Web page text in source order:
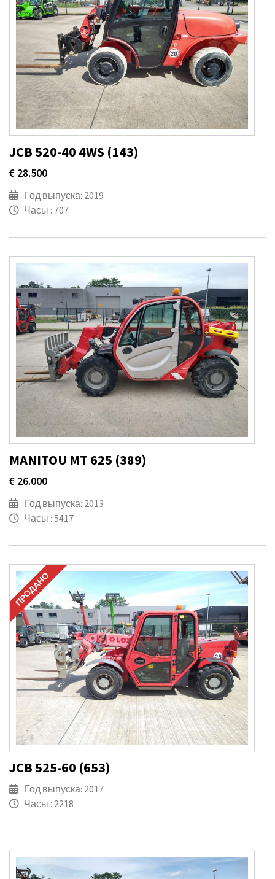
JCB 520-40 4WS (143)
€ 28.500
Год выпуска: 2019
Часы : 707
MANITOU MT 625 (389)
€ 26.000
Год выпуска: 2013
Часы : 5417
ПРОДАНО
JCB 525-60 (653)
Год выпуска: 2017
Часы : 2218